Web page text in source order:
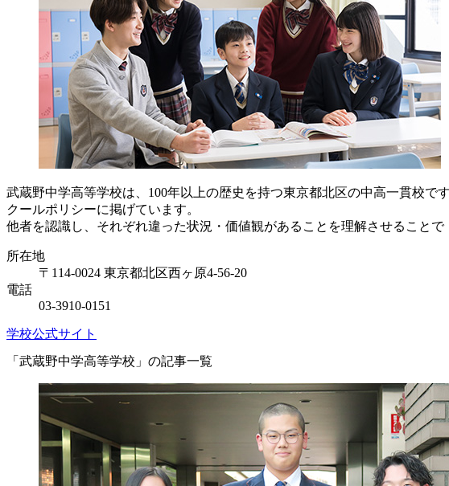
武蔵野中学高等学校は、100年以上の歴史を持つ東京都北区の中高一貫校
クールポリシーに掲げています。
他者を認識し、それぞれ違った状況・価値観があることを理解させることで
所在地
〒114-0024 東京都北区西ヶ原4-56-20
電話
03-3910-0151
学校公式サイト
「武蔵野中学高等学校」の記事一覧